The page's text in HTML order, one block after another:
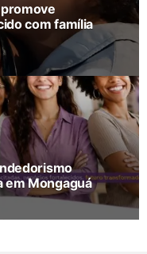
com família
em Mongaguá